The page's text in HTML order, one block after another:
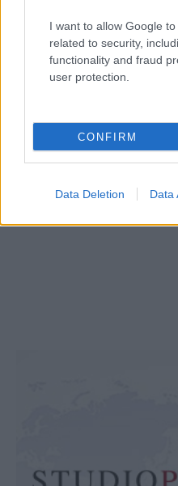
I want to allow Google
related to security,
functionality and fraud
user protection.
CONFIRM
Data Deletion Data